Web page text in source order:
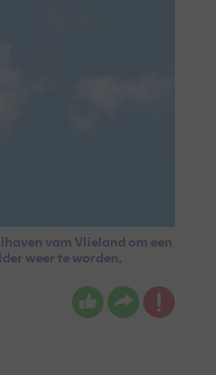
vam Vlieland om een
weer te worden,